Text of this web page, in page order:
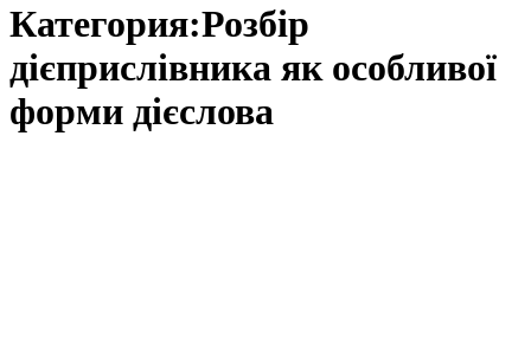
Категория:Розбір
дієприслівника як особливої
форми дієслова